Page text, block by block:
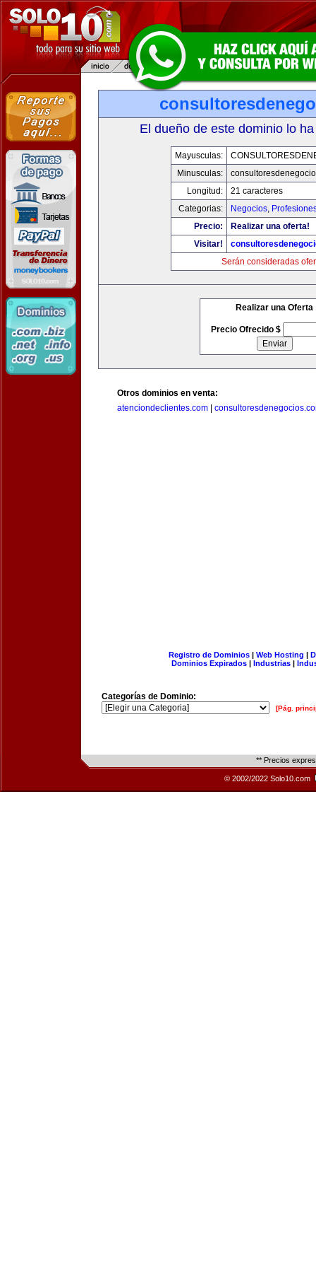
El dueño de este dominio lo
Mayusculas:
Minusculas:
Longitud:
21 caracteres
Categorias:
Negocios,
Precio:
Realizar una oferta!
Visitar!
Serán consideradas
Realizar una Oferta
Precio Ofrecido $
Otros dominios en venta:
atenciondeclientes.com
Registro de Dominios| Web Hosting |
Dominios Expirados | Industrias |
Categorías de Dominio:
[Pág.
** Precios
© 2002/2022 Solo10.com